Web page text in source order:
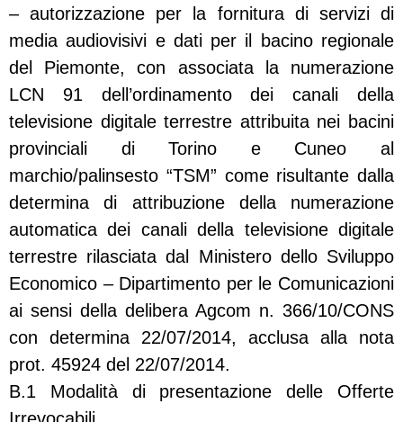
– autorizzazione per la fornitura di servizi di
media audiovisivi e dati per il bacino regionale
del Piemonte, con associata la numerazione
LCN 91 dell’ordinamento dei canali della
televisione digitale terrestre attribuita nei bacini
provinciali di Torino e Cuneo al
marchio/palinsesto “TSM” come risultante dalla
determina di attribuzione della numerazione
automatica dei canali della televisione digitale
terrestre rilasciata dal Ministero dello Sviluppo
Economico – Dipartimento per le Comunicazioni
ai sensi della delibera Agcom n. 366/10/CONS
con determina 22/07/2014, acclusa alla nota
prot. 45924 del 22/07/2014.
B.1 Modalità di presentazione delle Offerte